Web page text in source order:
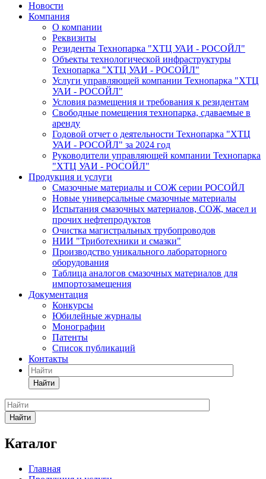
Новости
Компания
О компании
Реквизиты
Резиденты Технопарка "ХТЦ УАИ - РОСОЙЛ"
Объекты технологической инфраструктуры
Технопарка "ХТЦ УАИ - РОСОЙЛ"
Услуги управляющей компании Технопарка "ХТЦ
УАИ - РОСОЙЛ"
Условия размещения и требования к резидентам
Свободные помещения технопарка, сдаваемые в
аренду
Годовой отчет о деятельности Технопарка "ХТЦ
УАИ - РОСОЙЛ" за 2024 год
Руководители управляющей компании Технопарка
"ХТЦ УАИ - РОСОЙЛ"
Продукция и услуги
Смазочные материалы и СОЖ серии РОСОЙЛ
Новые универсальные смазочные материалы
Испытания смазочных материалов, СОЖ, масел и
прочих нефтепродуктов
Очистка магистральных трубопроводов
НИИ "Триботехники и смазки"
Производство уникального лабораторного
оборудования
Таблица аналогов смазочных материалов для
импортозамещения
Документация
Конкурсы
Юбилейные журналы
Монографии
Патенты
Список публикаций
Контакты
Найти
Найти
Каталог
Главная